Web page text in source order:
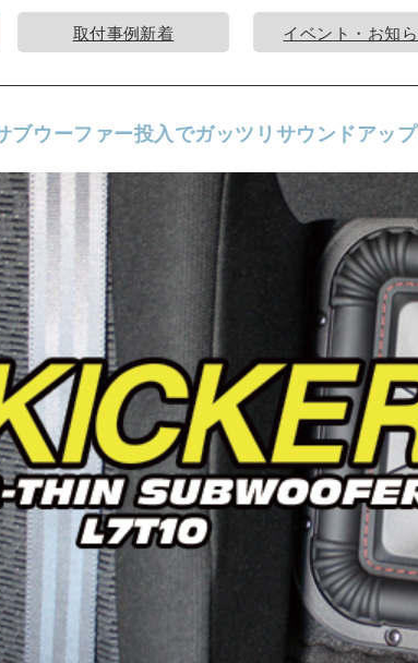
取付事例新着 イベント・お知
ブウーファー投入でガッツリサウンドアッ